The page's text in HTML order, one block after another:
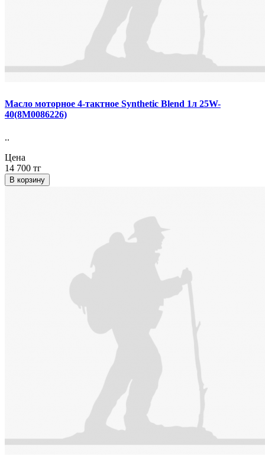
Масло моторное 4-тактное Synthetic Blend 1л 25W-
40(8М0086226)
..
Цена
14 700 тг
В корзину